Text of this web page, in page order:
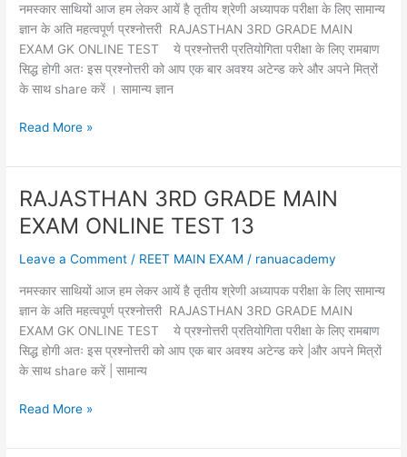
अध्यापक
सामान्य
ज्ञान
2023
नमस्कार साथियों आज हम लेकर आयें है तृतीय श्रेणी अध्यापक परीक्षा के लिए सामान्य
ज्ञान के अति महत्वपूर्ण प्रश्नोत्तरी RAJASTHAN 3RD GRADE MAIN
EXAM GK ONLINE TEST ये प्रश्नोत्तरी प्रतियोगिता परीक्षा के लिए रामबाण
सिद्ध होगी अतः इस प्रश्नोत्तरी को आप एक बार अवश्य अटेन्ड करे और अपने मित्रों
के साथ share करें । सामान्य ज्ञान
RAJASTHAN
GRADE
MAIN
EXAM
ONLINE
14
तृतीय
श्रेणी
अध्यापक
सामान्य
ज्ञान
Read More »
RAJASTHAN 3RD GRADE MAIN
EXAM ONLINE TEST 13
Leave a Comment / REET MAIN EXAM / ranuacademy
नमस्कार साथियों आज हम लेकर आयें है तृतीय श्रेणी अध्यापक परीक्षा के लिए सामान्य
ज्ञान के अति महत्वपूर्ण प्रश्नोत्तरी RAJASTHAN 3RD GRADE MAIN
EXAM GK ONLINE TEST ये प्रश्नोत्तरी प्रतियोगिता परीक्षा के लिए रामबाण
सिद्ध होगी अतः इस प्रश्नोत्तरी को आप एक बार अवश्य अटेन्ड करे |और अपने मित्रों
के साथ share करें | सामान्य
RAJASTHAN
GRADE
Read More »